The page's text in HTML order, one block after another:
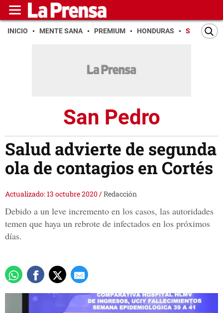
INICIO MENTE SANA PREMIUM HONDURAS SAN PEDRO
San Pedro
Salud advierte de segunda
ola de contagios en Cortés
Actualizado: 13 octubre 2020/Redacción
Debido a un leve incremento en los casos, las autoridades
temen que haya un rebrote de infectados en los próximos
días.